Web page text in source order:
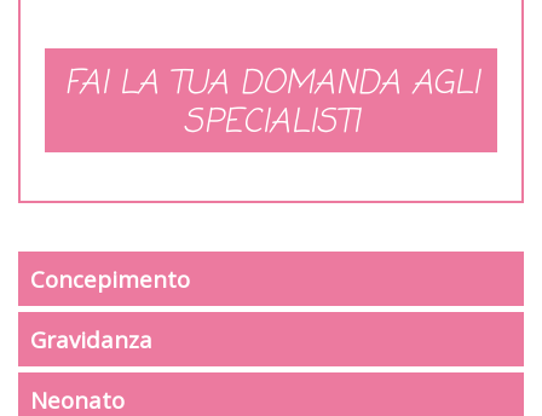
FAI LA TUA DOMANDA AGLI
SPECIALISTI
Concepimento
Gravidanza
Neonato